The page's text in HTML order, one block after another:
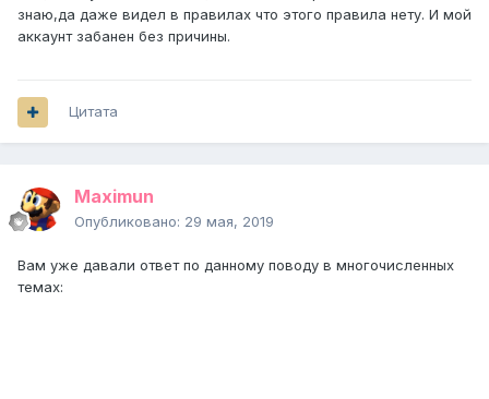
знаю,да даже видел в правилах что этого правила нету. И мой
аккаунт забанен без причины.
Цитата
Maximun
Опубликовано: 29 мая, 2019
Вам уже давали ответ по данному поводу в многочисленных
темах: